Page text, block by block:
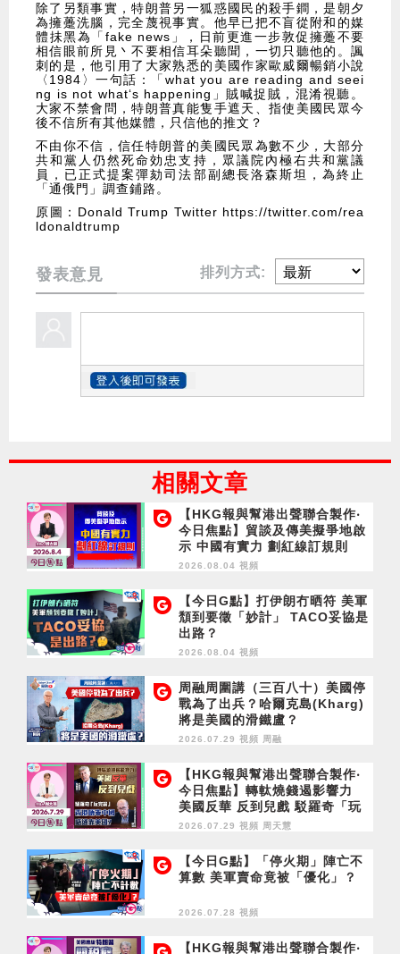
除了另類事實，特朗普另一狐惑國民的殺手鐧，是朝夕
為擁躉洗腦，完全蔑視事實。他早已把不盲從附和的媒
體抺黑為「fake news」，日前更進一步敦促擁躉不要
相信眼前所見丶不要相信耳朵聽聞，一切只聽他的。諷
刺的是，他引用了大家熟悉的美國作家歐威爾暢銷小說
〈1984〉一句話：「what you are reading and seei
ng is not what‘s happening」賊喊捉賊，混淆視聽。
大家不禁會問，特朗普真能隻手遮天、指使美國民眾今
後不信所有其他媒體，只信他的推文？
不由你不信，信任特朗普的美國民眾為數不少，大部分
共和黨人仍然死命効忠支持，眾議院內極右共和黨議
員，已正式提案彈劾司法部副總長洛森斯坦，為終止
「通俄門」調查鋪路。
原圖：Donald Trump Twitter https://twitter.com/rea
ldonaldtrump
發表意見 排列方式:
相關文章
【HKG報與幫港出聲聯合製作‧
今日焦點】貿談及傳美擬爭地啟
示 中國有實力 劃紅線訂規則
2026.08.04 視頻
【今日G點】打伊朗冇晒符 美軍
頹到要徵「妙計」 TACO妥協是
出路？
2026.08.04 視頻
周融周圍講（三百八十）美國停
戰為了出兵？哈爾克島(Kharg)
將是美國的滑鐵盧？
2026.07.29 視頻 周融
【HKG報與幫港出聲聯合製作‧
今日焦點】轉軚燒錢遏影響力
美國反華 反到兒戲 駁羅奇「玩
完論」 香港唔靠中國 唔通靠美
2026.07.29 視頻 周天慧
【今日G點】「停火期」陣亡不
算數 美軍賣命竟被「優化」？
2026.07.28 視頻
【HKG報與幫港出聲聯合製作‧